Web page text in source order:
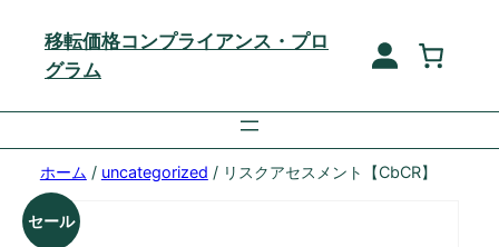
移転価格コンプライアンス・プロ
グラム
ホーム / uncategorized / リスクアセスメント【CbCR】
セール